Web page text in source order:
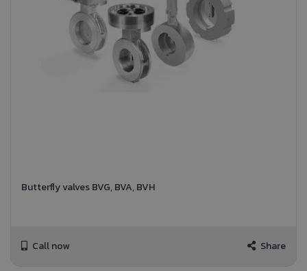
Butterfly valves BVG, BVA, BVH
Call now Share